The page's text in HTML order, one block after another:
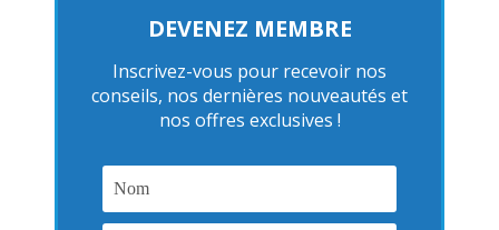
DEVENEZ MEMBRE
Inscrivez-vous pour recevoir nos
conseils, nos dernières nouveautés et
nos offres exclusives !